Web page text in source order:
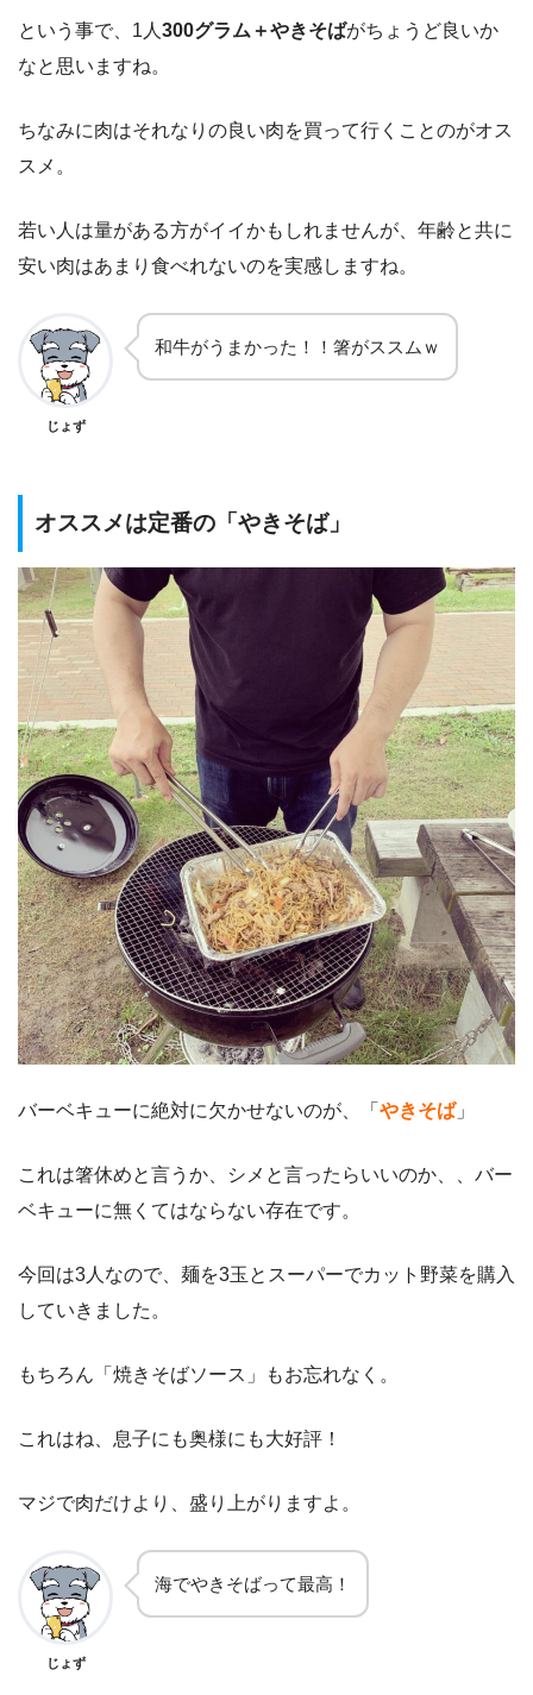
という事で、1人 300グラム＋やきそばがちょうど良いか
なと思いますね。
ちなみに肉はそれなりの良い肉を買って行くことのがオス
スメ。
若い人は量がある方がイイかもしれませんが、年齢と共に
安い肉はあまり食べれないのを実感しますね。
じょず
和牛がうまかった！！箸がススムｗ
オススメは定番の「やきそば」
バーベキューに絶対に欠かせないのが、「 やきそば」
これは箸休めと言うか、シメと言ったらいいのか、、バー
ベキューに無くてはならない存在です。
今回は3人なので、麺を3玉とスーパーでカット野菜を購入
していきました。
もちろん「焼きそばソース」もお忘れなく。
これはね、息子にも奥様にも大好評！
マジで肉だけより、盛り上がりますよ。
じょず
海でやきそばって最高！